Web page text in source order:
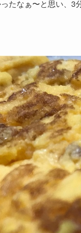
たなぁ〜と思い、3